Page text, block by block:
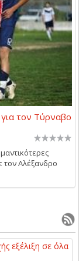
τον Τύρναβο
τον Αλέξανδρο
εξέλιξη σε όλα